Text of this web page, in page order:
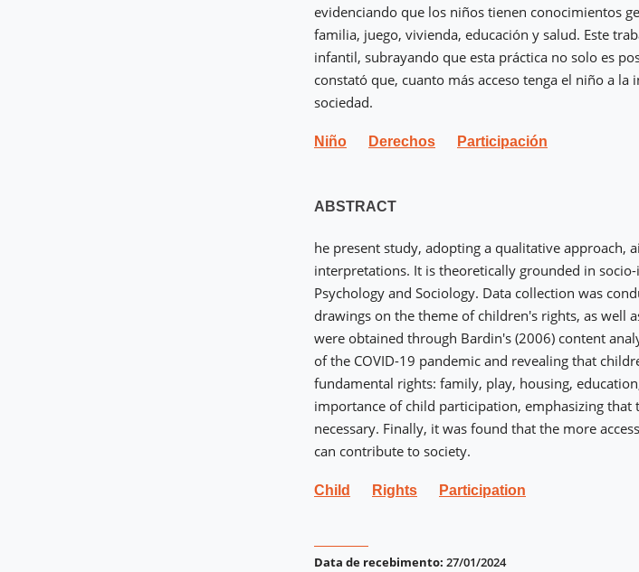
evidenciando que los niños tienen conocimientos
familia, juego, vivienda, educación y salud. Este
infantil, subrayando que esta práctica no solo es
constató que, cuanto más acceso tenga el niño a
sociedad.
Niño Derechos Participación
ABSTRACT
he present study, adopting a qualitative approach,
interpretations. It is theoretically grounded in
Psychology and Sociology. Data collection was
drawings on the theme of children's rights, as well
were obtained through Bardin's (2006) content
of the COVID-19 pandemic and revealing that
fundamental rights: family, play, housing,
importance of child participation, emphasizing
necessary. Finally, it was found that the more
can contribute to society.
Child Rights Participation
Data de recebimento: 27/01/2024